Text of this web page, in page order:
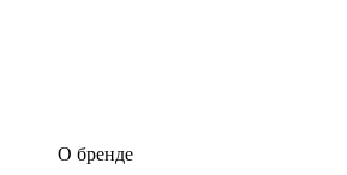
О бренде